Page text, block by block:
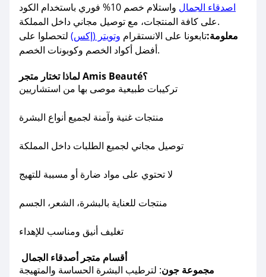
اصدقاء الجمال
واستلام خصم 10% فوري باستخدام الكود
على كافة المنتجات، مع توصيل مجاني داخل المملكة.
معلومة:تابعونا على الانستقرام وتويتر (إكس) لتحصلوا على
أفضل أكواد الخصم وكوبونات الخصم.
لماذا تختار متجر Amis Beauté؟
تركيبات طبيعية موصى بها من استشاريين
منتجات غنية وآمنة لجميع أنواع البشرة
توصيل مجاني لجميع الطلبات داخل المملكة
لا تحتوي على مواد ضارة أو مسببة للتهيج
منتجات للعناية بالبشرة، الشعر، الجسم
تغليف أنيق ومناسب للإهداء
أقسام متجر أصدقاء الجمال
مجموعة جون: لترطيب البشرة الحساسة والمتهيجة